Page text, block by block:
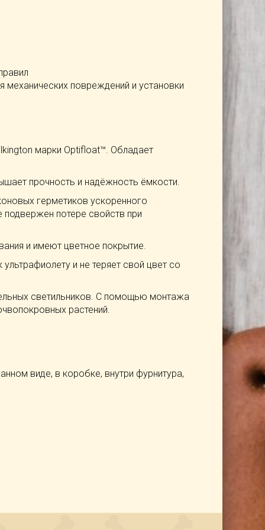
механических повреждений и установки
марки Optifloat™. Обладает
прочность и надёжность ёмкости.
герметиков ускоренного
потере свойств при
и имеют цветное покрытие.
и не теряет свой цвет со
светильников. С помощью монтажа
растений.
виде, в коробке, внутри фурнитура,